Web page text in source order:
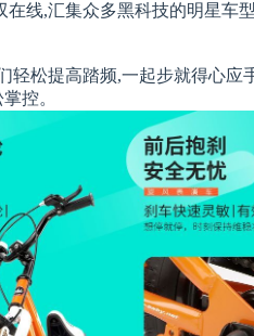
线,汇集众多黑科技的明星
松提高踏频,一起步就得心
控。